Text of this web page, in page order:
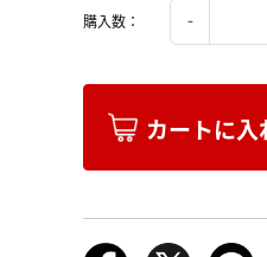
購入数：
カートに入